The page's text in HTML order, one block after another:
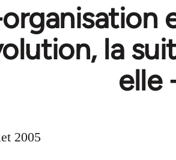
organisation
la
elle
2005